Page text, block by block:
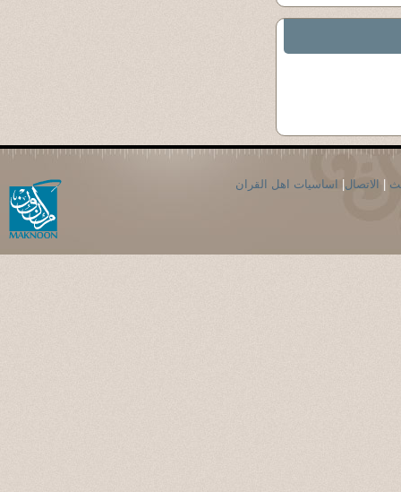
الاتصال اساسيات اهل القران